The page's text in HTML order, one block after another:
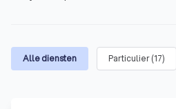
Alle diensten Particulier(17)